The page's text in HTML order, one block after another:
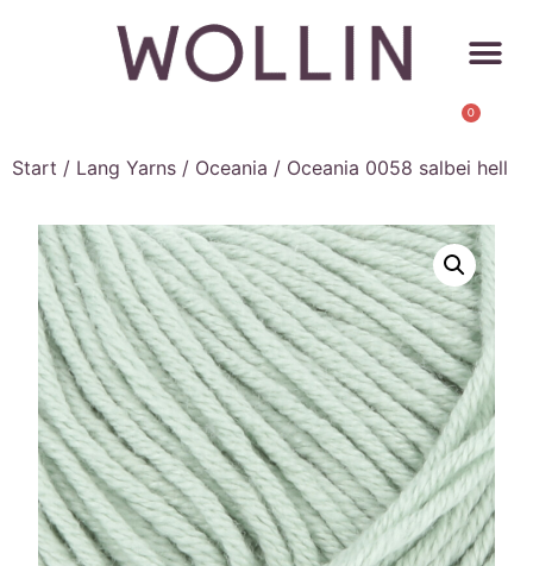
0
Start / Lang Yarns / Oceania / Oceania 0058 salbei hell